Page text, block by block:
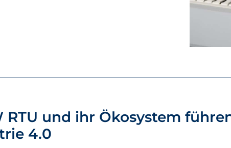
RTU und ihr Ökosystem
4.0